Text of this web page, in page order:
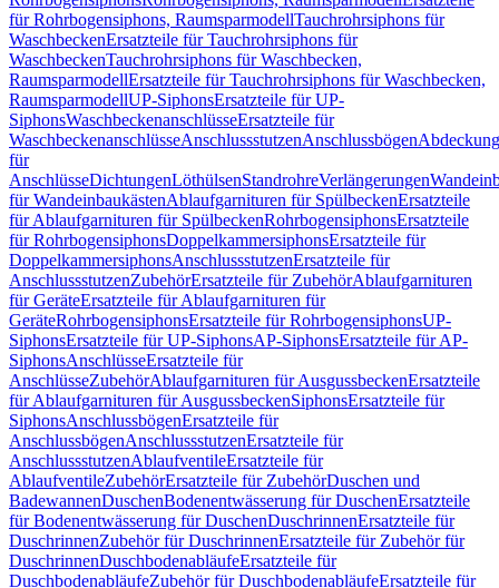
für Rohrbogensiphons, RaumsparmodellTauchrohrsiphons für
WaschbeckenErsatzteile für Tauchrohrsiphons für
WaschbeckenTauchrohrsiphons für Waschbecken,
RaumsparmodellErsatzteile für Tauchrohrsiphons für Waschbecken,
RaumsparmodellUP-SiphonsErsatzteile für UP-
SiphonsWaschbeckenanschlüsseErsatzteile für
WaschbeckenanschlüsseAnschlussstutzenAnschlussbögen
für
AnschlüsseDichtungenLöthülsenStandrohreVerlängerungen
für WandeinbaukästenAblaufgarnituren für SpülbeckenErsatzteile
für Ablaufgarnituren für SpülbeckenRohrbogensiphonsErsatzteile
für RohrbogensiphonsDoppelkammersiphonsErsatzteile für
DoppelkammersiphonsAnschlussstutzenErsatzteile für
AnschlussstutzenZubehörErsatzteile für ZubehörAblaufgarnituren
für GeräteErsatzteile für Ablaufgarnituren für
GeräteRohrbogensiphonsErsatzteile für RohrbogensiphonsUP-
SiphonsErsatzteile für UP-SiphonsAP-SiphonsErsatzteile für AP-
SiphonsAnschlüsseErsatzteile für
AnschlüsseZubehörAblaufgarnituren für AusgussbeckenErsatzteile
für Ablaufgarnituren für AusgussbeckenSiphonsErsatzteile für
SiphonsAnschlussbögenErsatzteile für
AnschlussbögenAnschlussstutzenErsatzteile für
AnschlussstutzenAblaufventileErsatzteile für
AblaufventileZubehörErsatzteile für ZubehörDuschen und
BadewannenDuschenBodenentwässerung für DuschenErsatzteile
für Bodenentwässerung für DuschenDuschrinnenErsatzteile für
DuschrinnenZubehör für DuschrinnenErsatzteile für Zubehör für
DuschrinnenDuschbodenabläufeErsatzteile für
DuschbodenabläufeZubehör für DuschbodenabläufeErsatzteile für